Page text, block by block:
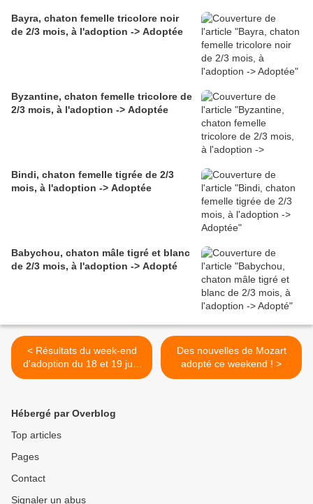
Bayra, chaton femelle tricolore noir
de 2/3 mois, à l'adoption -> Adoptée
Byzantine, chaton femelle tricolore de
2/3 mois, à l'adoption -> Adoptée
Bindi, chaton femelle tigrée de 2/3
mois, à l'adoption -> Adoptée
Babychou, chaton mâle tigré et blanc
de 2/3 mois, à l'adoption -> Adopté
< Résultats du week-end
d'adoption du 18 et 19 juin
2016 !
Des nouvelles de Mozart
adopté ce weekend ! >
Hébergé par Overblog
Top articles
Pages
Contact
Signaler un abus